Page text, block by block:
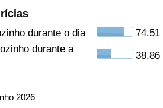
durante o dia
74.51
durante a
38.86
2026